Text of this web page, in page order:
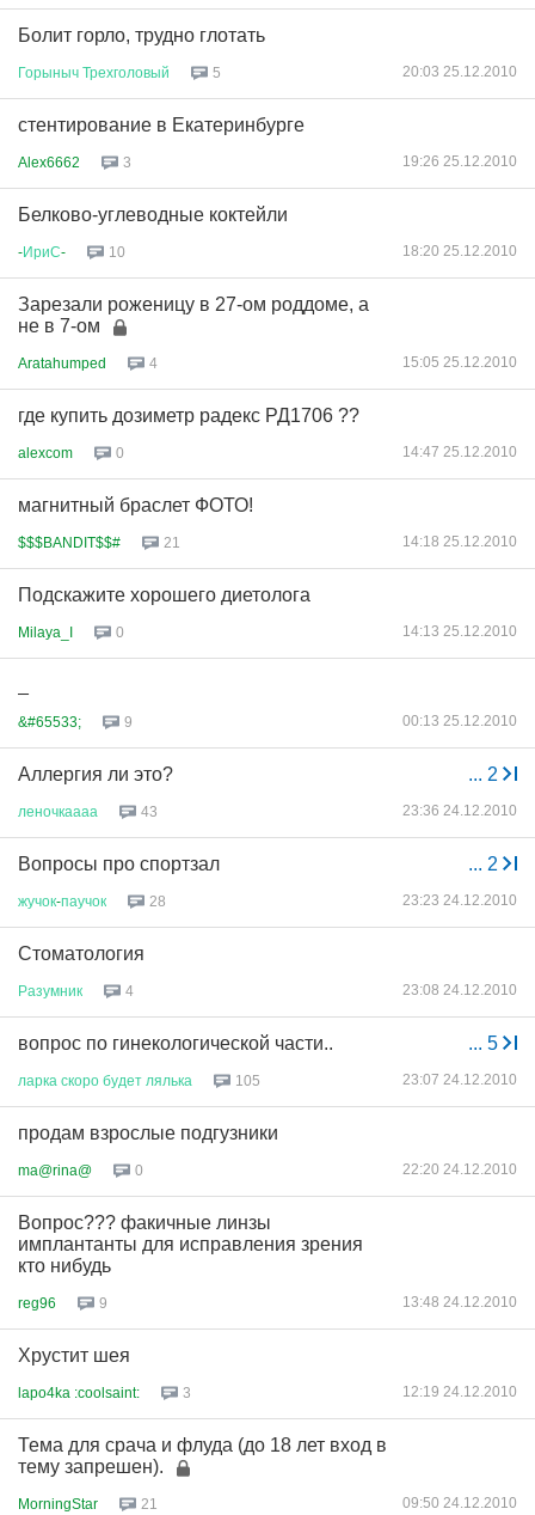
Болит горло, трудно глотать
Горыныч Трехголовый 5 20:03 25.12.2010
стентирование в Екатеринбурге
Alex6662 3 19:26 25.12.2010
Белково-углеводные коктейли
-ИриС- 10 18:20 25.12.2010
Зарезали роженицу в 27-ом роддоме, а
не в 7-ом
Aratahumped 4 15:05 25.12.2010
где купить дозиметр радекс РД1706 ??
alexcom 0 14:47 25.12.2010
магнитный браслет ФОТО!
$$$BANDIT$$# 21 14:18 25.12.2010
Подскажите хорошего диетолога
Milaya_I 0 14:13 25.12.2010
&#65533; 9 00:13 25.12.2010
... 2
Аллергия ли это?
леночкаааа 43 23:36 24.12.2010
... 2
Вопросы про спортзал
жучок-паучок 28 23:23 24.12.2010
Стоматология
Разумник 4 23:08 24.12.2010
... 5
вопрос по гинекологической части..
ларка скоро будет лялька 105 23:07 24.12.2010
продам взрослые подгузники
ma@rina@ 0 22:20 24.12.2010
Вопрос??? факичные линзы
имплантанты для исправления зрения
кто нибудь
reg96 9 13:48 24.12.2010
Хрустит шея
lapo4ka :coolsaint: 3 12:19 24.12.2010
Тема для срача и флуда (до 18 лет вход в
тему запрешен).
MorningStar 21 09:50 24.12.2010